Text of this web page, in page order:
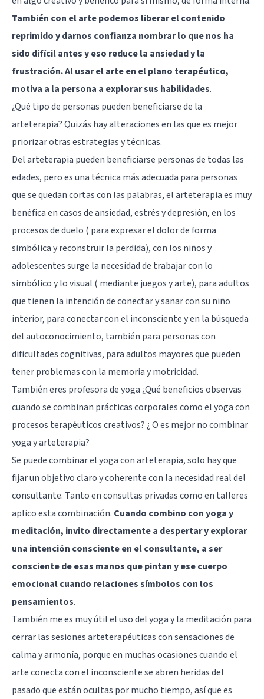
También con el arte podemos liberar el contenido
reprimido y darnos confianza nombrar lo que nos ha
sido difícil antes y eso reduce la ansiedad y la
frustración. Al usar el arte en el plano terapéutico,
motiva a la persona a explorar sus habilidades.
¿Qué tipo de personas pueden beneficiarse de la
arteterapia? Quizás hay alteraciones en las que es mejor
priorizar otras estrategias y técnicas.
Del arteterapia pueden beneficiarse personas de todas las
edades, pero es una técnica más adecuada para personas
que se quedan cortas con las palabras, el arteterapia es muy
benéfica en casos de ansiedad, estrés y depresión, en los
procesos de duelo ( para expresar el dolor de forma
simbólica y reconstruir la perdida), con los niños y
adolescentes surge la necesidad de trabajar con lo
simbólico y lo visual ( mediante juegos y arte), para adultos
que tienen la intención de conectar y sanar con su niño
interior, para conectar con el inconsciente y en la búsqueda
del autoconocimiento, también para personas con
dificultades cognitivas, para adultos mayores que pueden
tener problemas con la memoria y motricidad.
También eres profesora de yoga ¿Qué beneficios observas
cuando se combinan prácticas corporales como el yoga con
procesos terapéuticos creativos? ¿ O es mejor no combinar
yoga y arteterapia?
Se puede combinar el yoga con arteterapia, solo hay que
fijar un objetivo claro y coherente con la necesidad real del
consultante. Tanto en consultas privadas como en talleres
aplico esta combinación. Cuando combino con yoga y
meditación, invito directamente a despertar y explorar
una intención consciente en el consultante, a ser
consciente de esas manos que pintan y ese cuerpo
emocional cuando relaciones símbolos con los
pensamientos.
También me es muy útil el uso del yoga y la meditación para
cerrar las sesiones arteterapéuticas con sensaciones de
calma y armonía, porque en muchas ocasiones cuando el
arte conecta con el inconsciente se abren heridas del
pasado que están ocultas por mucho tiempo, así que es